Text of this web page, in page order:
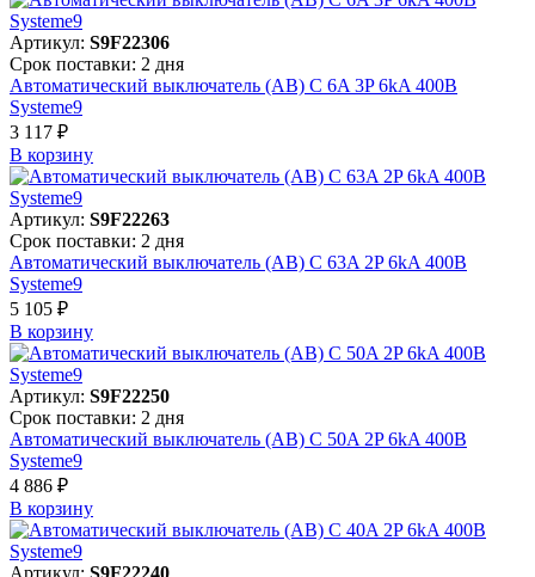
Артикул: S9F22306
Срок поставки: 2 дня
Автоматический выключатель (АВ) C 6A 3P 6kA 400В
Systeme9
3 117 ₽
В корзинy
Артикул: S9F22263
Срок поставки: 2 дня
Автоматический выключатель (АВ) C 63A 2P 6kA 400В
Systeme9
5 105 ₽
В корзинy
Артикул: S9F22250
Срок поставки: 2 дня
Автоматический выключатель (АВ) C 50A 2P 6kA 400В
Systeme9
4 886 ₽
В корзинy
Артикул: S9F22240